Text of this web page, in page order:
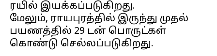
ரயில் இயக்கப்படுகிறது.
மேலும், ராயபுரத்தில் இருந்து முதல்
பயணத்தில் 29 டன் பொருட்கள்